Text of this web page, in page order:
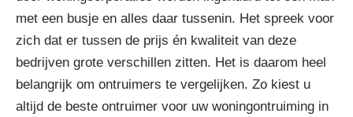
met een busje en alles daar tussenin. Het spreek voor
zich dat er tussen de prijs én kwaliteit van deze
bedrijven grote verschillen zitten. Het is daarom heel
belangrijk om ontruimers te vergelijken. Zo kiest u
altijd de beste ontruimer voor uw woningontruiming in